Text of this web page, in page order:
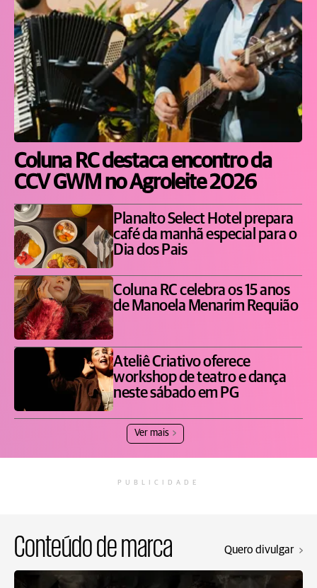
Coluna RC destaca encontro da
CCV GWM no Agroleite 2026
Planalto Select Hotel prepara
café da manhã especial para o
Dia dos Pais
Coluna RC celebra os 15 anos
de Manoela Menarim Requião
Ateliê Criativo oferece
workshop de teatro e dança
neste sábado em PG
Ver mais
PUBLICIDADE
Conteúdo de marca Quero divulgar